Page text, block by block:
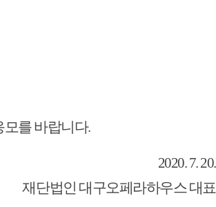
모를 바랍니다.
2020. 7. 20.
재단법인 대구오페라하우스 대표